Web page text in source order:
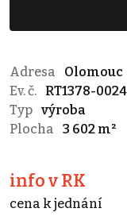
Adresa
Olomouc
Ev. č.
RT1378-
Typ výroba
Plocha
3 602 m²
info v RK
cena k jednání